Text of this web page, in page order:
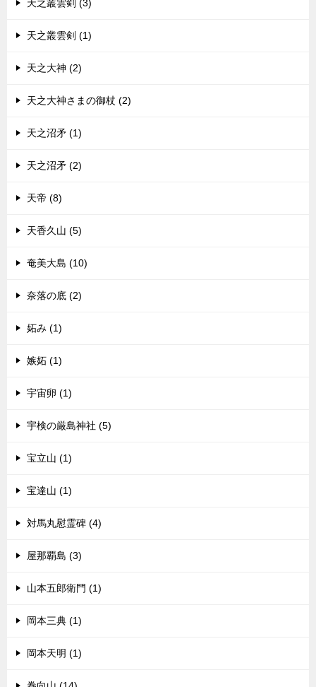
天之叢雲剣 (3)
天之叢雲剣 (1)
天之大神 (2)
天之大神さまの御杖 (2)
天之沼矛 (1)
天之沼矛 (2)
天帝 (8)
天香久山 (5)
奄美大島 (10)
奈落の底 (2)
妬み (1)
嫉妬 (1)
宇宙卵 (1)
宇検の厳島神社 (5)
宝立山 (1)
宝達山 (1)
対馬丸慰霊碑 (4)
屋那覇島 (3)
山本五郎衛門 (1)
岡本三典 (1)
岡本天明 (1)